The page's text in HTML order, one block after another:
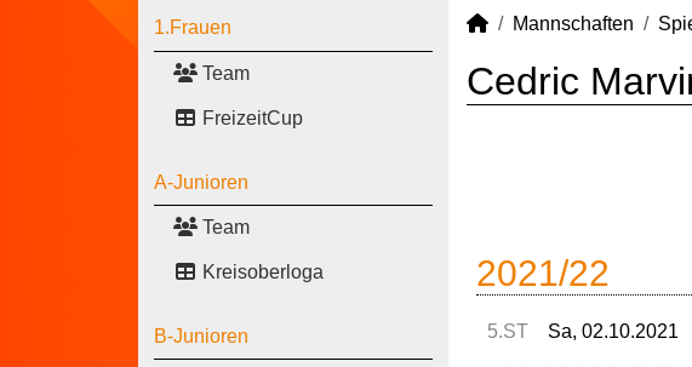
1.Frauen
Team
FreizeitCup
A-Junioren
Team
Kreisoberloga
B-Junioren
Mannschaften
Cedric
2021/22
5.ST Sa, 02.10.2021